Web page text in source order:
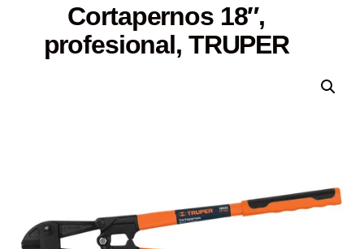
Cortapernos 18″,
profesional, TRUPER